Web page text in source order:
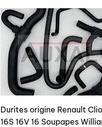
Durites origine Renault Clio
16S 16V 16 Soupapes